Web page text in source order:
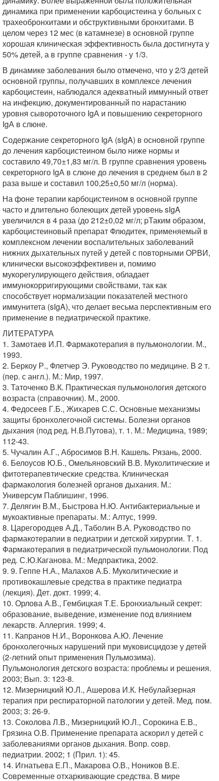
динамика при применении карбоцистеина у больных с
трахеобронхитами и обструктивными бронхитами. В
целом через 12 мес (в катамнезе) в основной группе
хорошая клиническая эффективность была достигнута у
50% детей, а в группе сравнения - у 1/3.
В динамике заболевания было отмечено, что у 2/3 детей
основной группы, получавших в комплексе лечения
карбоцистеин, наблюдался адекватный иммунный ответ
на инфекцию, документированный по нарастанию
уровня сывороточного IgА и повышению секреторного
IgА в слюне.
Содержание секреторного IgА (sIgA) в основной группе
до лечения карбоцистеином было ниже нормы и
составило 49,70±1,83 мг/л. В группе сравнения уровень
секреторного IgА в слюне до лечения в среднем был в 2
раза выше и составил 100,25±0,50 мг/л (норма).
На фоне терапии карбоцистеином в основной группе
часто и длительно болеющих детей уровень sIgA
увеличился в 4 раза (до 212±0,02 мг/л; pТаким образом,
карбоцистеиновый препарат Флюдитек, применяемый в
комплексном лечении воспалительных заболеваний
нижних дыхательных путей у детей с повторными ОРВИ,
клинически высокоэффективен и, помимо
мукорегулирующего действия, обладает
иммунокорригирующими свойствами, так как
способствует нормализации показателей местного
иммунитета (sIgA), что делает весьма перспективным его
применение в педиатрической практике.
ЛИТЕРАТУРА
1. Замотаев И.П. Фармакотерапия в пульмонологии. М.,
1993.
2. Беркоу Р., Флетчер Э. Руководство по медицине. В 2 т.
(пер. с англ.). М.: Мир, 1997.
3. Таточенко В.К. Практическая пульмонология детского
возраста (справочник). М., 2000.
4. Федосеев Г.Б., Жихарев С.С. Основные механизмы
защиты бронхолегочной системы. Болезни органов
дыхания (под ред. Н.В.Путова), т. 1. М.: Медицина, 1989;
112-43.
5. Чучалин А.Г., Абросимов В.Н. Кашель. Рязань, 2000.
6. Белоусов Ю.Б., Омельяновский В.В. Муколитические и
фитотерапевтические средства. Клиническая
фармакология болезней органов дыхания. М.:
Универсум Паблишинг, 1996.
7. Делягин В.М., Быстрова Н.Ю. Антибактериальные и
мукоактивные препараты. М.: Алтус, 1999.
8. Царегородцев А.Д., Таболин В.А. Руководство по
фармакотерапии в педиатрии и детской хирургии. Т. 1.
Фармакотерапия в педиатрической пульмонологии. Под
ред. С.Ю.Каганова. М.: Медпрактика, 2002.
9. 9. Геппе Н.А., Малахов А.Б. Муколитические и
противокашлевые средства в практике педиатра
(лекция). Дет. докт. 1999; 4.
10. Орлова А.В., Гембицкая Т.Е. Бронхиальный секрет:
образование, выведение, изменение под влиянием
лекарств. Аллергия. 1999; 4.
11. Капранов Н.И., Воронкова А.Ю. Лечение
бронхолегочных нарушений при муковисцидозе у детей
(2-летний опыт применения Пульмозима).
Пульмонология детского возраста: проблемы и решения.
2003; Вып. 3: 123-8.
12. Мизерницкий Ю.Л., Ашерова И.К. Небулайзерная
терапия при респираторной патологии у детей. Мед. пом.
2003; 3: 26-9.
13. Соколова Л.В., Мизерницкий Ю.Л., Сорокина Е.В.,
Грязина О.В. Применение препарата аскорил у детей с
заболеваниями органов дыхания. Вопр. coвр.
педиатрии. 2002; 1 (Прил. 1): 45.
14. Игнатьева Е.П., Макарова О.В., Ноников В.Е.
Современные отхаркивающие средства. В мире